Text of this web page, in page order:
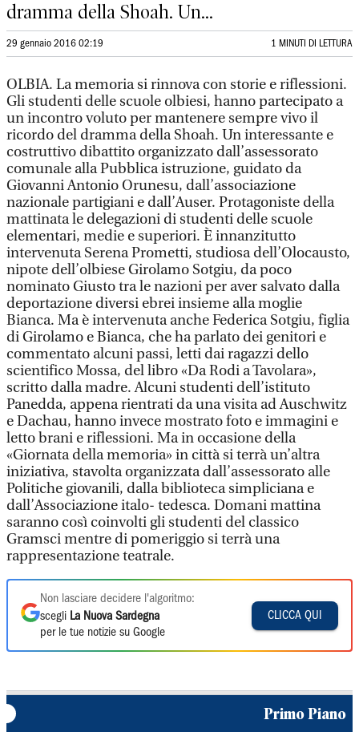
dramma della Shoah. Un...
29 gennaio 2016 02:19 1 MINUTI DI LETTURA
OLBIA. La memoria si rinnova con storie e riflessioni.
Gli studenti delle scuole olbiesi, hanno partecipato a
un incontro voluto per mantenere sempre vivo il
ricordo del dramma della Shoah. Un interessante e
costruttivo dibattito organizzato dall’assessorato
comunale alla Pubblica istruzione, guidato da
Giovanni Antonio Orunesu, dall’associazione
nazionale partigiani e dall’Auser. Protagoniste della
mattinata le delegazioni di studenti delle scuole
elementari, medie e superiori. È innanzitutto
intervenuta Serena Prometti, studiosa dell’Olocausto,
nipote dell’olbiese Girolamo Sotgiu, da poco
nominato Giusto tra le nazioni per aver salvato dalla
deportazione diversi ebrei insieme alla moglie
Bianca. Ma è intervenuta anche Federica Sotgiu, figlia
di Girolamo e Bianca, che ha parlato dei genitori e
commentato alcuni passi, letti dai ragazzi dello
scientifico Mossa, del libro «Da Rodi a Tavolara»,
scritto dalla madre. Alcuni studenti dell’istituto
Panedda, appena rientrati da una visita ad Auschwitz
e Dachau, hanno invece mostrato foto e immagini e
letto brani e riflessioni. Ma in occasione della
«Giornata della memoria» in città si terrà un’altra
iniziativa, stavolta organizzata dall’assessorato alle
Politiche giovanili, dalla biblioteca simpliciana e
dall’Associazione italo- tedesca. Domani mattina
saranno così coinvolti gli studenti del classico
Gramsci mentre di pomeriggio si terrà una
rappresentazione teatrale.
Non lasciare decidere l'algoritmo:
scegli La Nuova Sardegna
per le tue notizie su Google
CLICCA QUI
Primo Piano